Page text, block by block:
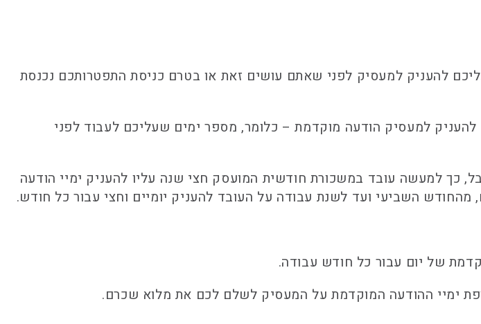
להעניק למעסיק לפני שאתם עושים זאת או בטרם כניסת התפטרותכם נכנסת
למעסיק הודעה מוקדמת – כלומר, מספר ימים שעליכם לעבוד לפני
כך למעשה עובד במשכורת חודשית המועסק חצי שנה עליו להעניק ימיי הודעה
של יום עבור כל חודש עבודה.
ימיי ההודעה המוקדמת על המעסיק לשלם לכם את מלוא שכרם.